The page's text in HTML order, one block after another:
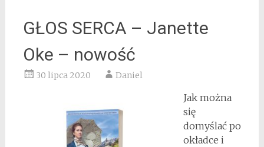
GŁOS SERCA – Janette
Oke – nowość
30 lipca 2020 Daniel
Jak można
się
domyślać po
okładce i